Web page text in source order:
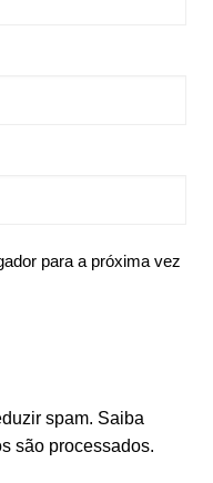
para a próxima vez
spam. Saiba
são processados.